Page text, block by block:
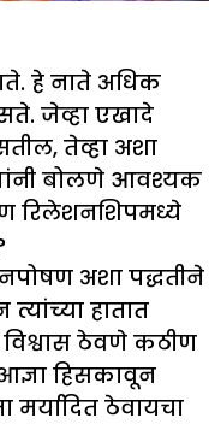
हे नाते अधिक
जेव्हा एखादे
तेव्हा अशा
बोलणे आवश्यक
रिलेशनशिपमध्ये
अशा पद्धतीने
हातात
विश्वास ठेवणे कठीण
हिसकावून
मर्यादित ठेवायचा